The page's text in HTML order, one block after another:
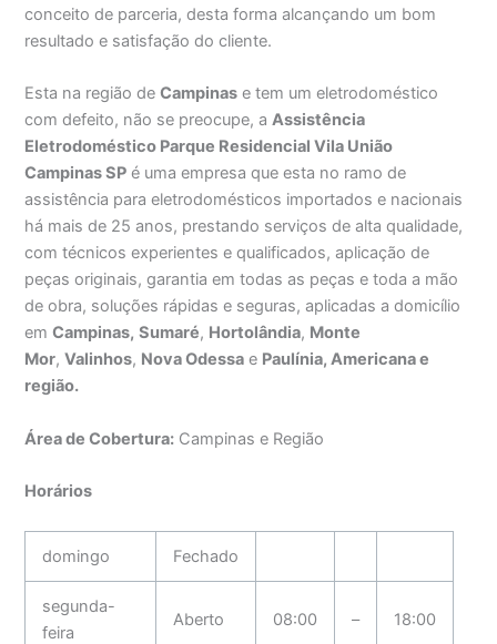
conceito de parceria, desta forma alcançando um bom
resultado e satisfação do cliente.
Esta na região deCampinas e tem um eletrodoméstico
com defeito, não se preocupe, aAssistência
Eletrodoméstico Parque Residencial Vila União
Campinas SP é uma empresa que esta no ramo de
assistência para eletrodomésticos importados e nacionais
há mais de 25 anos, prestando serviços de alta qualidade,
com técnicos experientes e qualificados, aplicação de
peças originais, garantia em todas as peças e toda a mão
de obra, soluções rápidas e seguras, aplicadas a domicílio
emCampinas, Sumaré, Hortolândia, Monte
Mor,Valinhos, Nova Odessa e Paulínia, Americana e
região.
Área de Cobertura: Campinas e Região
Horários
domingo Fechado
segunda-
feira
Aberto 08:00 – 18:00